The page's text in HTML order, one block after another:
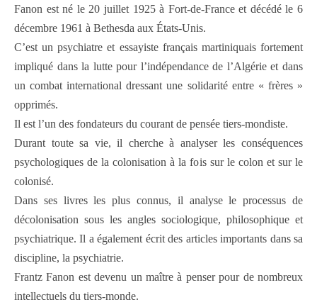
Fanon est né le 20 juillet 1925 à Fort-de-France et décédé le 6
décembre 1961 à Bethesda aux États-Unis.
C’est un psychiatre et essayiste français martiniquais fortement
impliqué dans la lutte pour l’indépendance de l’Algérie et dans
un combat international dressant une solidarité entre « frères »
opprimés.
Il est l’un des fondateurs du courant de pensée tiers-mondiste.
Durant toute sa vie, il cherche à analyser les conséquences
psychologiques de la colonisation à la fois sur le colon et sur le
colonisé.
Dans ses livres les plus connus, il analyse le processus de
décolonisation sous les angles sociologique, philosophique et
psychiatrique. Il a également écrit des articles importants dans sa
discipline, la psychiatrie.
Frantz Fanon est devenu un maître à penser pour de nombreux
intellectuels du tiers-monde.